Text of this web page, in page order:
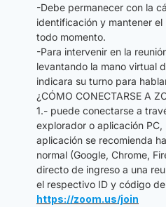
-Debe permanecer con la
identificación y mantener
todo momento.
-Para intervenir en la
levantando la mano virtual
indicara su turno para
¿CÓMO CONECTARSE A
1.- puede conectarse a
explorador o aplicación
aplicación se recomienda
normal (Google, Chrome,
directo de ingreso a una
el respectivo ID y código
https://zoom.us/join